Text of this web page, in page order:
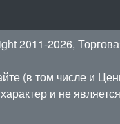
2011-2026,
(в том числе и
характер и не